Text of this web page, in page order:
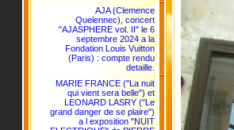
AJA (Clemence
Quelennec), concert
"AJASPHERE vol. II" le 6
septembre 2024 a la
Fondation Louis Vuitton
(Paris) : compte rendu
detaille.
MARIE FRANCE ("La nuit
qui vient sera belle") et
LEONARD LASRY ("Le
grand danger de se plaire")
a l exposition "NUIT